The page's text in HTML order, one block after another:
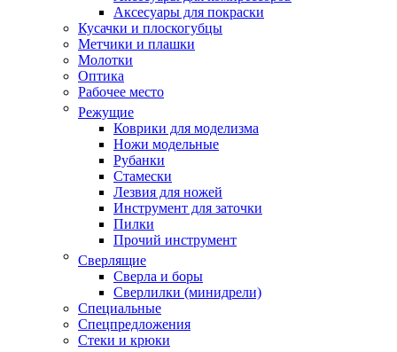
Аксесуары для покраски
Кусачки и плоскогубцы
Метчики и плашки
Молотки
Оптика
Рабочее место
Режущие
Коврики для моделизма
Ножи модельные
Рубанки
Стамески
Лезвия для ножей
Инструмент для заточки
Пилки
Прочий инструмент
Сверлящие
Сверла и боры
Сверлилки (минидрели)
Специальные
Спецпредложения
Стеки и крюки